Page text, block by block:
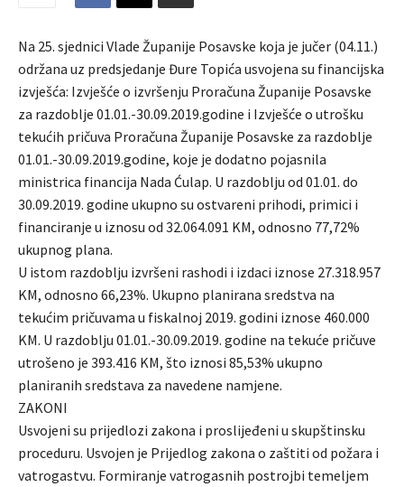
Na 25. sjednici Vlade Županije Posavske koja je jučer (04.11.)
održana uz predsjedanje Đure Topića usvojena su financijska
izvješća: Izvješće o izvršenju Proračuna Županije Posavske
za razdoblje 01.01.-30.09.2019.godine i Izvješće o utrošku
tekućih pričuva Proračuna Županije Posavske za razdoblje
01.01.-30.09.2019.godine, koje je dodatno pojasnila
ministrica financija Nada Ćulap. U razdoblju od 01.01. do
30.09.2019. godine ukupno su ostvareni prihodi, primici i
financiranje u iznosu od 32.064.091 KM, odnosno 77,72%
ukupnog plana.
U istom razdoblju izvršeni rashodi i izdaci iznose 27.318.957
KM, odnosno 66,23%. Ukupno planirana sredstva na
tekućim pričuvama u fiskalnoj 2019. godini iznose 460.000
KM. U razdoblju 01.01.-30.09.2019. godine na tekuće pričuve
utrošeno je 393.416 KM, što iznosi 85,53% ukupno
planiranih sredstava za navedene namjene.
ZAKONI
Usvojeni su prijedlozi zakona i proslijeđeni u skupštinsku
proceduru. Usvojen je Prijedlog zakona o zaštiti od požara i
vatrogastvu. Formiranje vatrogasnih postrojbi temeljem